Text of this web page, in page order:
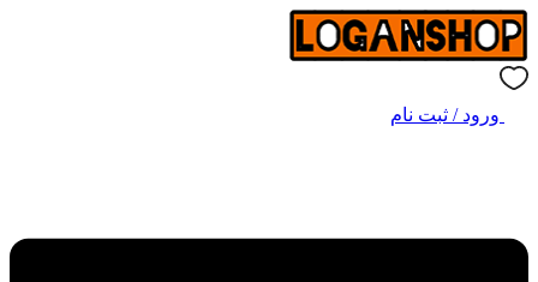
ورود / ثبت نام